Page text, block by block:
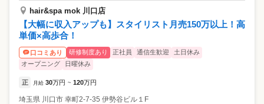
hair&spa mok 川口店
【大幅に収入アップも】スタイリスト月売150万以上！高
単価×高歩合！
口コミあり 研修制度あり 正社員 通信生歓迎
土日休み
オープニング
日曜休み
正 月給 30万円 ~ 120万円
埼玉県 川口市 幸町2-7-35 伊勢谷ビル１F